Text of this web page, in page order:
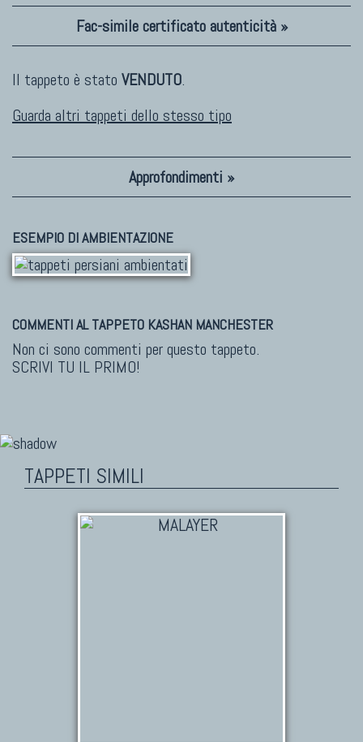
Fac-simile certificato autenticità »
Il tappeto è stato VENDUTO.
Guarda altri tappeti dello stesso tipo
Approfondimenti »
ESEMPIO DI AMBIENTAZIONE
COMMENTI AL TAPPETO KASHAN MANCHESTER
Non ci sono commenti per questo tappeto.
SCRIVI TU IL PRIMO!
TAPPETI SIMILI